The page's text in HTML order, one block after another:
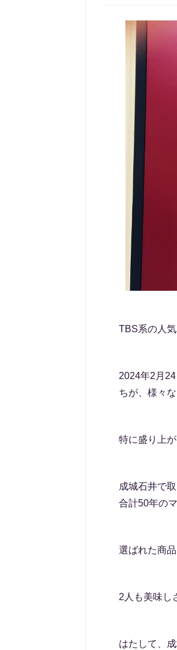
TBS系の人
2024年2月
ちが、様々
特に盛り上
成城石井で
合計50年の
選ばれた商
2人も美味し
はたして、